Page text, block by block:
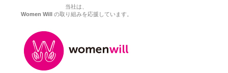
当社は、
Women Willの取り組みを応援しています。